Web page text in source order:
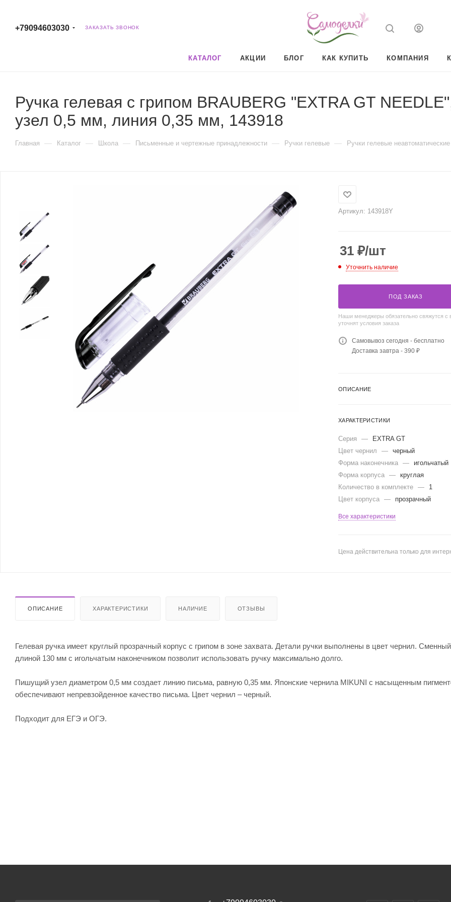
+79094603030 ЗАКАЗАТЬ ЗВОНОК
КАТАЛОГ АКЦИИ БЛОГ КАК КУПИТЬ КОМПАНИЯ
Ручка гелевая с грипом BRAUBERG "EXTRA GT
узел 0,5 мм, линия 0,35 мм, 143918
Главная — Каталог — Школа — Письменные и чертежные принадлежности — Ручки гелевые — Ручки гелевые неавтоматические
Артикул: 143918Y
31 ₽/шт
Уточнить наличие
ПОД ЗАКАЗ
Наши менеджеры обязательно свяжутся с
уточнят условия заказа
Самовывоз сегодня - бесплатно
Доставка завтра - 390 ₽
ОПИСАНИЕ
ХАРАКТЕРИСТИКИ
Серия —
EXTRA GT
Цвет чернил
— черный
Форма наконечника —
игольчатый
Форма корпуса — круглая
Количество в комплекте —
1
Цвет корпуса — прозрачный
Все характеристики
Цена действительна только для
ОПИСАНИЕ ХАРАКТЕРИСТИКИ НАЛИЧИЕ ОТЗЫВЫ
Гелевая ручка имеет круглый прозрачный корпус с грипом в зоне захвата. Детали ручки выполнены в цвет чернил.
длиной 130 мм с игольчатым наконечником позволит использовать ручку максимально долго.
Пишущий узел диаметром 0,5 мм создает линию письма, равную 0,35 мм. Японские чернила MIKUNI с насыщенным
обеспечивают непревзойденное качество письма. Цвет чернил – черный.
Подходит для ЕГЭ и ОГЭ.